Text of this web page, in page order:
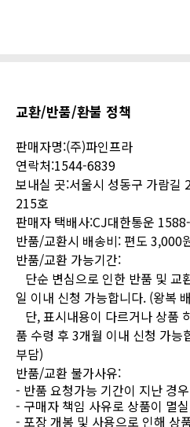
교환/반품/환불 정책
판매자명:(주)파인프라
연락처:1544-6839
보내실 곳:서울시 성동구 가람길
215호
판매자 택배사:CJ대한통운
반품/교환시 배송비: 편도 3,000
반품/교환 가능기간:
단순 변심으로 인한 반품 및 교
일 이내 신청 가능합니다. (왕복
단, 표시내용이 다르거나 상품
품 수령 후 3개월 이내 신청 가능
부담)
반품/교환 불가사유:
- 반품 요청가능 기간이 지난 경우
- 구매자 책임 사유로 상품이 멸
- 포장 개봉 및 사용으로 인해 상